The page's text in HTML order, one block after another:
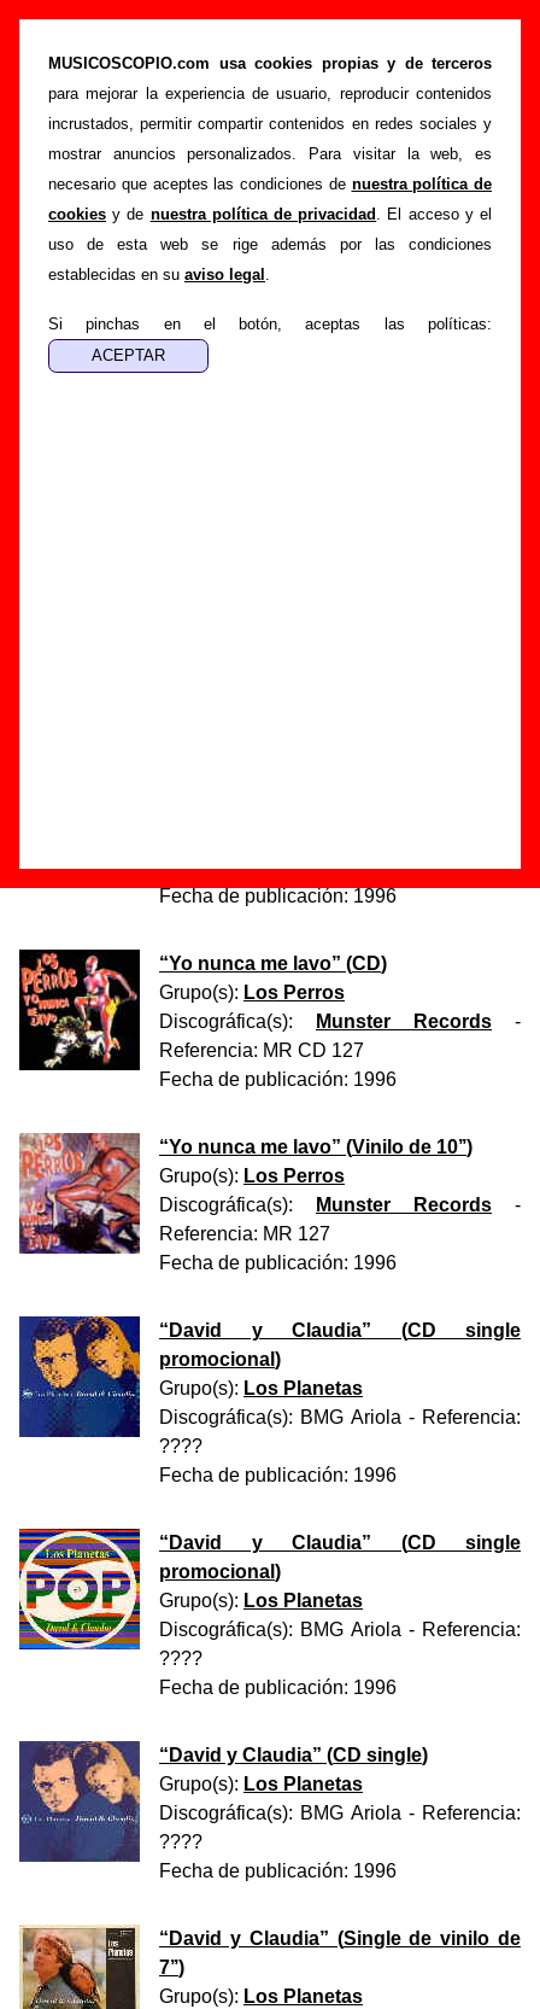
MUSICOSCOPIO.com usa cookies propias y de terceros
para mejorar la experiencia de usuario, reproducir contenidos
incrustados, permitir compartir contenidos en redes sociales y
mostrar anuncios personalizados. Para visitar la web, es
necesario que aceptes las condiciones de nuestra política de
cookies y de nuestra política de privacidad . El acceso y el
uso de esta web se rige además por las condiciones
establecidas en su aviso legal .
Si pinchas en el botón, aceptas las políticas:
Discos y recopilatorios del año 1996
(ordenados por artista, página 4)
Portada >Discos >Año 1996 >Del 91 al 120
Esta página muestra una lista con algunos de los
discospublicados durante elaño 1996sobre los que hay
información en Musicoscopio y que incluyeron canciones de
bandas y cantantes españoles
. La lista está ordenada
alfabéticamente por el nombre del intérprete
artistas aparecen listados con el nombre de grupo “Varios
artistas”. Para leer más información sobre un disco en
Referencia:????
Fecha de publicación: 1996
“Yo nunca me lavo” (CD)
Grupo(s): Los Perros
Discográfica(s):
Munster Records -
Referencia: MR CD 127
Fecha de publicación: 1996
“Yo nunca me lavo” (Vinilo de 10’’)
Grupo(s): Los Perros
Discográfica(s):
Munster Records -
Referencia: MR 127
Fecha de publicación: 1996
“ David y Claudia” (CD single
promocional )
Grupo(s): Los Planetas
Discográfica(s): BMG Ariola - Referencia:
????
Fecha de publicación: 1996
“ David y Claudia” (CD single
promocional )
Grupo(s): Los Planetas
Discográfica(s): BMG Ariola - Referencia:
????
Fecha de publicación: 1996
“ David y Claudia” (CD single)
Grupo(s): Los Planetas
Discográfica(s): BMG Ariola - Referencia:
????
Fecha de publicación: 1996
“ David y Claudia” (Single de vinilo de
7’’)
Grupo(s): Los Planetas